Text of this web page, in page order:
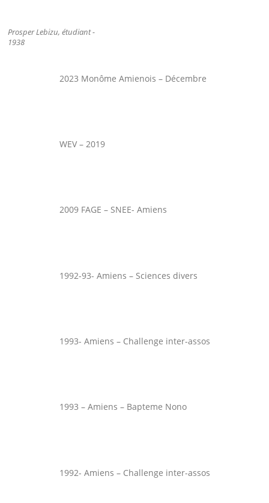
Prosper Lebizu, étudiant -
1938
2023 Monôme Amienois – Décembre
WEV – 2019
2009 FAGE – SNEE- Amiens
1992-93- Amiens – Sciences divers
1993- Amiens – Challenge inter-assos
1993 – Amiens – Bapteme Nono
1992- Amiens – Challenge inter-assos